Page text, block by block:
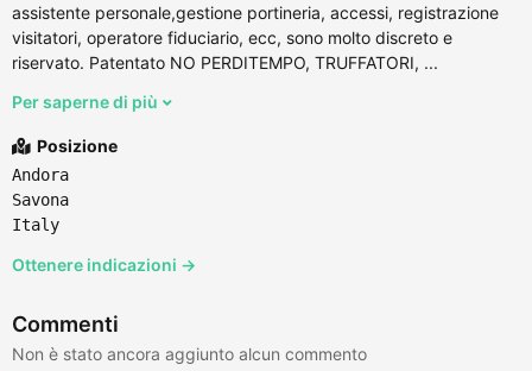
assistente personale,gestione portineria, accessi, registrazione
visitatori, operatore fiduciario, ecc, sono molto discreto e
riservato. Patentato NO PERDITEMPO, TRUFFATORI, ...
Per saperne di più
Posizione
Andora
Savona
Italy
Ottenere indicazioni →
Commenti
Non è stato ancora aggiunto alcun commento